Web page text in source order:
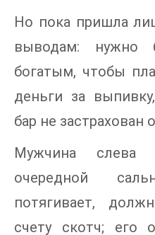
Но пока пришла
выводам: нужно
богатым, чтобы
деньги за
бар не застрахован
Мужчина слева
очередной
потягивает,
счету скотч; его